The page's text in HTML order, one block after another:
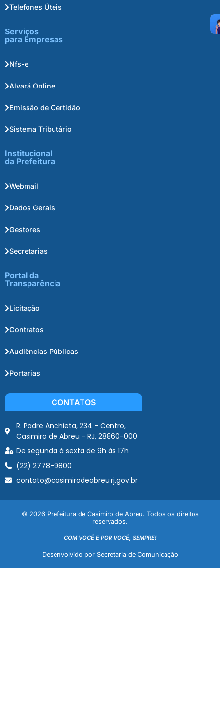
Telefones Úteis
Serviços
para Empresas
Nfs-e
Alvará Online
Emissão de Certidão
Sistema Tributário
Institucional
da Prefeitura
Webmail
Dados Gerais
Gestores
Secretarias
Portal da
Transparência
Licitação
Contratos
Audiências Públicas
Portarias
CONTATOS
R. Padre Anchieta, 234 - Centro,
Casimiro de Abreu - RJ, 28860-000
De segunda à sexta de 9h às 17h
(22) 2778-9800
contato@casimirodeabreu.rj.gov.br
© 2026 Prefeitura de Casimiro de Abreu. Todos os direitos
reservados.
COM VOCÊ E POR VOCÊ, SEMPRE!
Desenvolvido por Secretaria de Comunicação